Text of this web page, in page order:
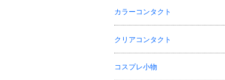
カラーコンタクト
クリアコンタクト
コスプレ小物